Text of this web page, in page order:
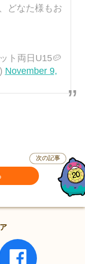
どなた様もお
ト両日U15🥔
November 9,
次の記事